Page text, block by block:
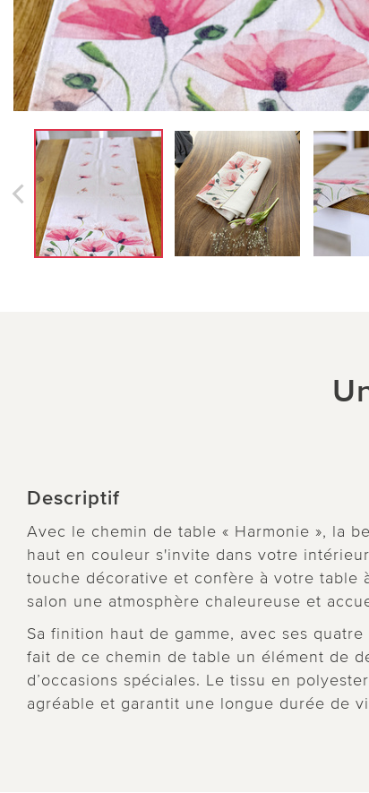
Descriptif
Avec le chemin de table « Harmonie », la
haut en couleur s'invite dans votre
touche décorative et confère à votre table
salon une atmosphère chaleureuse et
Sa finition haut de gamme, avec ses
fait de ce chemin de table un élément de
d’occasions spéciales. Le tissu en
agréable et garantit une longue durée de